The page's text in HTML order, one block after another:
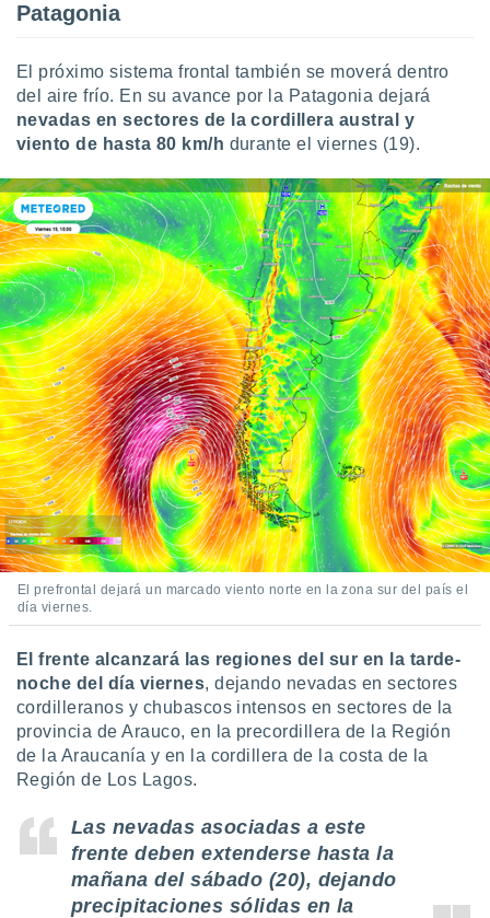
Patagonia
El próximo sistema frontal también se moverá dentro
del aire frío. En su avance por la Patagonia dejará
nevadas en sectores de la cordillera austral y
viento de hasta 80 km/h durante el viernes (19).
El prefrontal dejará un marcado viento norte en la zona sur del país el
día viernes.
El frente alcanzará las regiones del sur en la tarde-
noche del día viernes, dejando nevadas en sectores
cordilleranos y chubascos intensos en sectores de la
provincia de Arauco, en la precordillera de la Región
de la Araucanía y en la cordillera de la costa de la
Región de Los Lagos.
Las nevadas asociadas a este
frente deben extenderse hasta la
mañana del sábado (20), dejando
precipitaciones sólidas en la